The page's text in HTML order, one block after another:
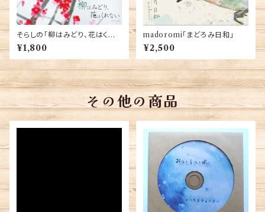
そらしの「柳はみどり、花はくれ
ない」
¥1,800
madoromi「まどろみ日和」
¥2,500
その他の商品